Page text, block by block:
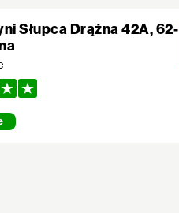
Słupca Drążna 42A, 62-